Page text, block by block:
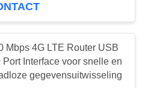
Mbps 4G LTE Router USB
Port Interface voor snelle en
gegevensuitwisseling